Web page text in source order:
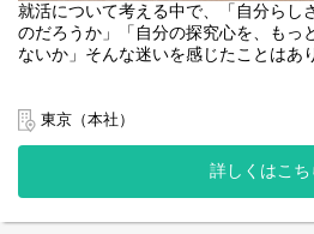
就活について考える中で、「自分らし
のだろうか」「自分の探究心を、もっ
ないか」そんな迷いを感じたことはあ
解のない社会課題にビジネスで挑む私
プン・カンパニーです。
「そもそも自分らしく働くとはなにか
どういうことか」について、単なる会
お話ししながら考えていきます。
東京（本社）
詳しくはこち